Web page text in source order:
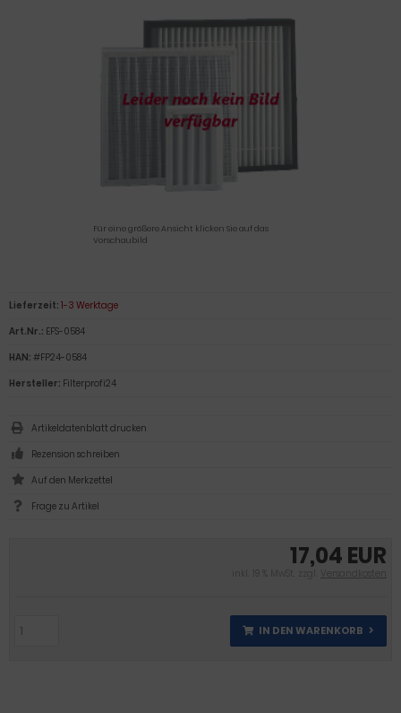
Für eine größere Ansicht klicken Sie auf das
Vorschaubild
17,04 EUR
inkl. 19 % MwSt. zzgl. Versandkosten
IN DEN WARENKORB
Lieferzeit: 1-3 Werktage
Art.Nr.: EFS-0584
HAN: #FP24-0584
Hersteller: Filterprofi24
Artikeldatenblatt drucken
Rezension schreiben
Frage zu Artikel